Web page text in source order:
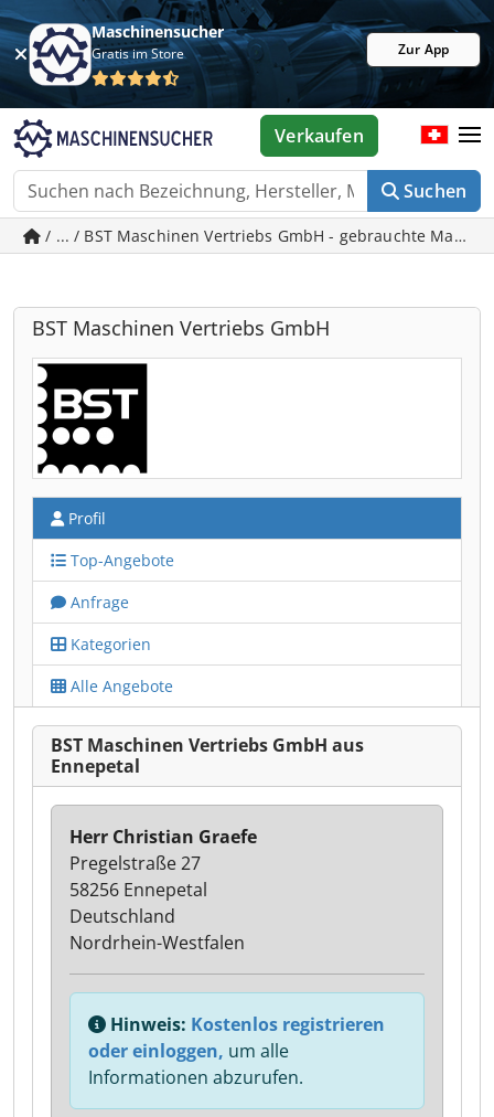
Maschinensucher
Gratis im Store Zur App
Suchen
Verkaufen
/ ... / BST Maschinen Vertriebs GmbH - gebrauchte
BST Maschinen Vertriebs GmbH
Profil
Top-Angebote
Anfrage
Kategorien
Alle Angebote
BST Maschinen Vertriebs GmbH aus
Ennepetal
Herr Christian Graefe
Pregelstraße 27
58256 Ennepetal
Deutschland
Nordrhein-Westfalen
Hinweis: Kostenlos registrieren
oder einloggen, um alle
Informationen abzurufen.